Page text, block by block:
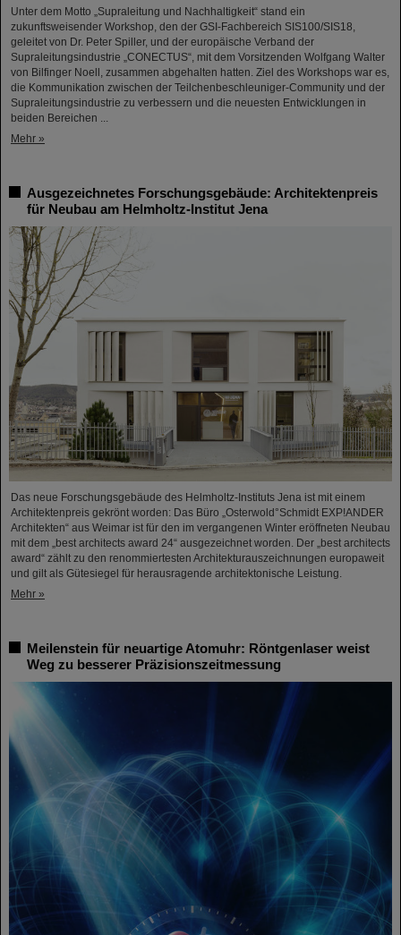
Unter dem Motto „Supraleitung und Nachhaltigkeit“ stand ein
zukunftsweisender Workshop, den der GSI-Fachbereich SIS100/SIS18,
geleitet von Dr. Peter Spiller, und der europäische Verband der
Supraleitungsindustrie „CONECTUS“, mit dem Vorsitzenden Wolfgang Walter
von Bilfinger Noell, zusammen abgehalten hatten. Ziel des Workshops war es,
die Kommunikation zwischen der Teilchenbeschleuniger-Community und der
Supraleitungsindustrie zu verbessern und die neuesten Entwicklungen in
beiden Bereichen ...
Mehr »
Ausgezeichnetes Forschungsgebäude: Architektenpreis
für Neubau am Helmholtz-Institut Jena
Das neue Forschungsgebäude des Helmholtz-Instituts Jena ist mit einem
Architektenpreis gekrönt worden: Das Büro „Osterwold°Schmidt EXP!ANDER
Architekten“ aus Weimar ist für den im vergangenen Winter eröffneten Neubau
mit dem „best architects award 24“ ausgezeichnet worden. Der „best architects
award“ zählt zu den renommiertesten Architekturauszeichnungen europaweit
und gilt als Gütesiegel für herausragende architektonische Leistung.
Mehr »
Meilenstein für neuartige Atomuhr: Röntgenlaser weist
Weg zu besserer Präzisionszeitmessung